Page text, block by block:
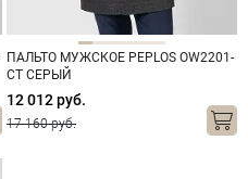
ПАЛЬТО МУЖСКОЕ PEPLOS OW2201-
CT СЕРЫЙ
12 012 руб.
17 160 руб.